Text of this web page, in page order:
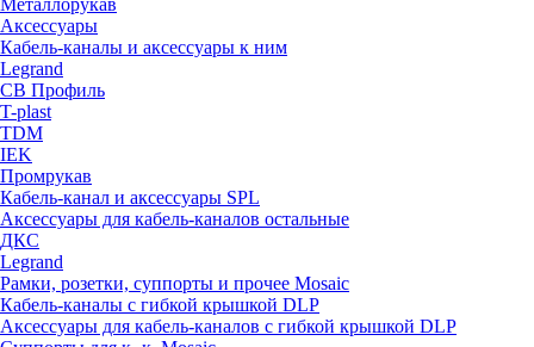
Металлорукав
Аксессуары
Кабель-каналы и аксессуары к ним
Legrand
СВ Профиль
T-plast
TDM
IEK
Промрукав
Кабель-канал и аксессуары SPL
Аксессуары для кабель-каналов остальные
ДКС
Legrand
Рамки, розетки, суппорты и прочее Mosaic
Кабель-каналы с гибкой крышкой DLP
Аксессуары для кабель-каналов с гибкой крышкой DLP